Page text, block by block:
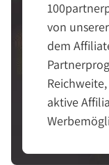
von
dem
aktive